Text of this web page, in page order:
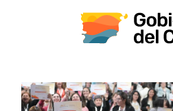
INSTITUCIONAL